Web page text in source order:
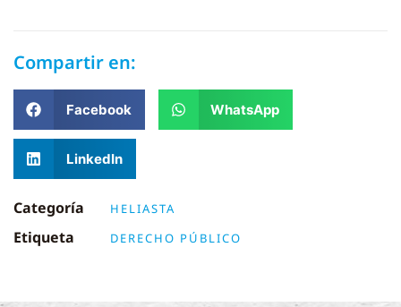
Compartir en:
Facebook WhatsApp
LinkedIn
Categoría HELIASTA
Etiqueta DERECHO PÚBLICO